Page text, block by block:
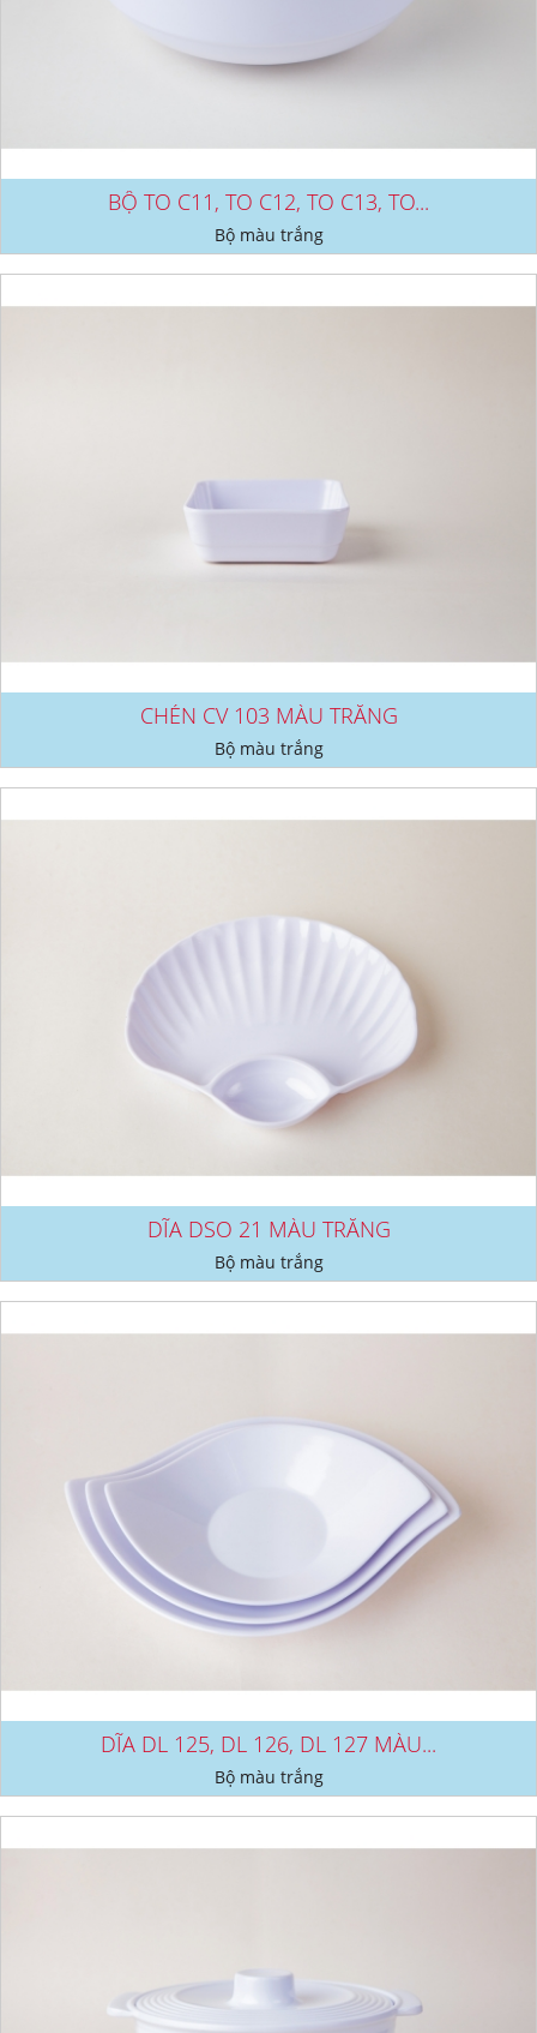
BỘ TO C11, TO C12, TO C13, TO...
Bộ màu trắng
CHÉN CV 103 MÀU TRẮNG
Bộ màu trắng
DĨA DSO 21 MÀU TRẮNG
Bộ màu trắng
DĨA DL 125, DL 126, DL 127 MÀU...
Bộ màu trắng